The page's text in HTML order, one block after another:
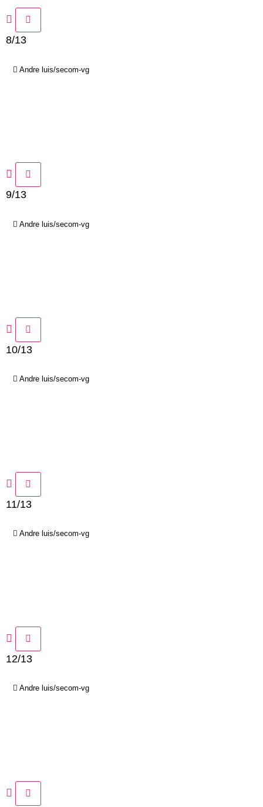
8/13
Andre luis/secom-vg
9/13
Andre luis/secom-vg
10/13
Andre luis/secom-vg
11/13
Andre luis/secom-vg
12/13
Andre luis/secom-vg